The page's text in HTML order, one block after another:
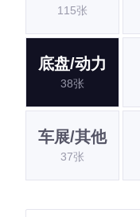
115张
底盘/动力
38张
车展/其他
37张